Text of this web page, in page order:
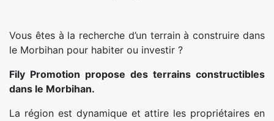
Vous êtes à la recherche d’un terrain à construire dans
le Morbihan pour habiter ou investir ?
Fily Promotion propose des terrains constructibles
dans le Morbihan.
La région est dynamique et attire les propriétaires en